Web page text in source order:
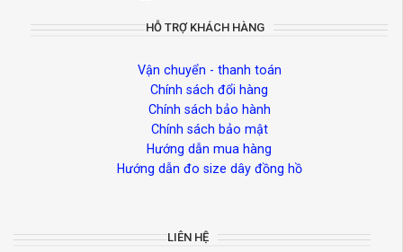
HỖ TRỢ KHÁCH HÀNG
Vận chuyển - thanh toán
Chính sách đổi hàng
Chính sách bảo hành
Chính sách bảo mật
Hướng dẫn mua hàng
Hướng dẫn đo size dây đồng hồ
LIÊN HỆ